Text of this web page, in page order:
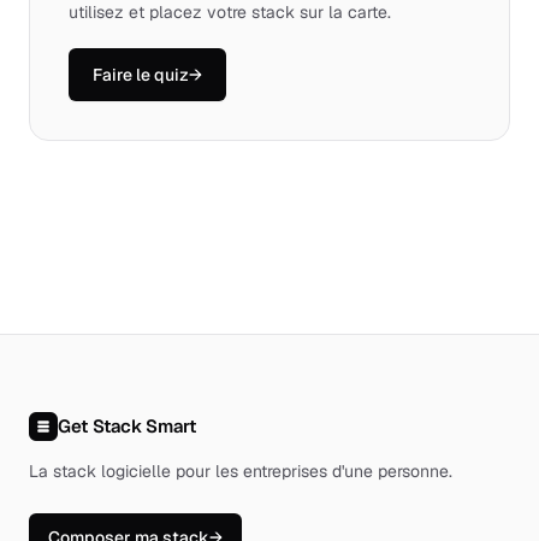
utilisez et placez votre stack sur la carte.
Faire le quiz→
Get Stack Smart
La stack logicielle pour les entreprises d'une personne.